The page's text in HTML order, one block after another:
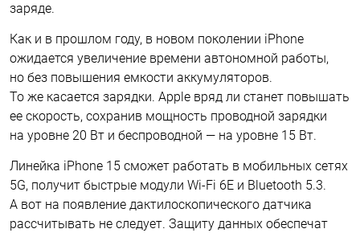
заряде.
Как и в прошлом году, в новом поколении iPhone
ожидается увеличение времени автономной работы,
но без повышения емкости аккумуляторов.
То же касается зарядки. Apple вряд ли станет повышать
ее скорость, сохранив мощность проводной зарядки
на уровне 20 Вт и беспроводной — на уровне 15 Вт.
Линейка iPhone 15 сможет работать в мобильных сетях
5G, получит быстрые модули Wi-Fi 6E и Bluetooth 5.3.
А вот на появление дактилоскопического датчика
рассчитывать не следует. Защиту данных обеспечат